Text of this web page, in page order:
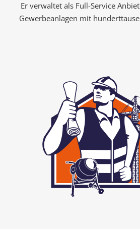
Er verwaltet als Full-Service
Gewerbeanlagen mit